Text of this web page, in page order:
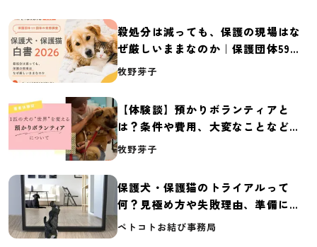
殺処分は減っても、保護の現場はな
ぜ厳しいままなのか｜保護団体59団
体の実態調査【保護犬・保護猫白書
牧野芽子
【体験談】預かりボランティアと
は？条件や費用、大変なことなど紹
介
牧野芽子
保護犬・保護猫のトライアルって
何？見極め方や失敗理由、準備に必
要なものを紹介
ペトコトお結び事務局